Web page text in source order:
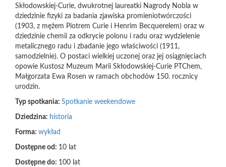
Skłodowskiej-Curie, dwukrotnej laureatki Nagrody Nobla w
dziedzinie fizyki za badania zjawiska promieniotwórczości
(1903, z mężem Piotrem Curie i Henrim Becquerelem) oraz w
dziedzinie chemii za odkrycie polonu i radu oraz wydzielenie
metalicznego radu i zbadanie jego właściwości (1911,
samodzielnie). O postaci wielkiej uczonej oraz jej osiągnięciach
opowie Kustosz Muzeum Marii Skłodowskiej-Curie PTChem,
Małgorzata Ewa Rosen w ramach obchodów 150. rocznicy
urodzin.
Typ spotkania: Spotkanie weekendowe
Dziedzina: historia
Forma: wykład
Dostępne od: 10 lat
Dostępne do: 100 lat